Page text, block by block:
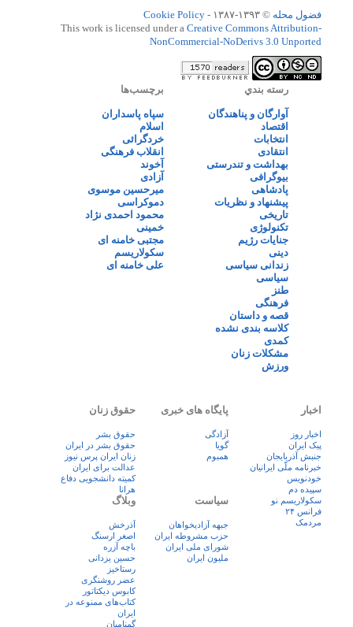
فضول محله © ۱۳۹۳-۱۳۸۷ -
Cookie Policy
This work is licensed under a Creative Commons Attribution-
NonCommercial-NoDerivs 3.0 Unported
رسته بندي
آوارگان و پناهندگان
اقتصاد
انتخابات
انتقادی
بهداشت و تندرستی
بیوگرافی
پادشاهی
پیشنهاد و نظریات
تاریخی
تکنولوژی
جنایات رژیم
دینی
زندانی سیاسی
سیاسی
طنز
فرهنگی
قصه و داستان
کلاسه بندی نشده
کمدی
مشکلات زنان
ورزش
برچسب‌ها
سپاه پاسداران
اسلام
خردگرائی
انقلاب فرهنگی
آخوند
آزادی
میرحسین موسوی
دموکراسی
محمود احمدی نژاد
خمینی
مجتبی خامنه ای
سکولاریسم
علی خامنه ای
اخبار
اخبار روز
پيک ايران
جنبش آذربایجان
خبرنامه ملّی ایرانیان
خودنویس
سپیده دم
سکولاریسم نو
فرانس ۲۴
مردمک
پایگاه های خبری
آزادگی
گویا
همبوم
حقوق زنان
حقوق بشر
حقوق بشر در ایران
زنان ايران پرس نيوز
عدالت برای ایران
کمیته دانشجویی دفاع
هرانا
سیاست
جبهه آزادیخواهان
حزب مشروطه ایران
شورای ملی ایران
ملیون ایران
وبلاگ
آذرخش
اصغر ارسنگ
باچه آزره
حسین یزدانی
رستاخیز
عضر روشنگری
کابوس دیکتاتور
کتاب‌های ممنوعه در
ایران
گمنامیان